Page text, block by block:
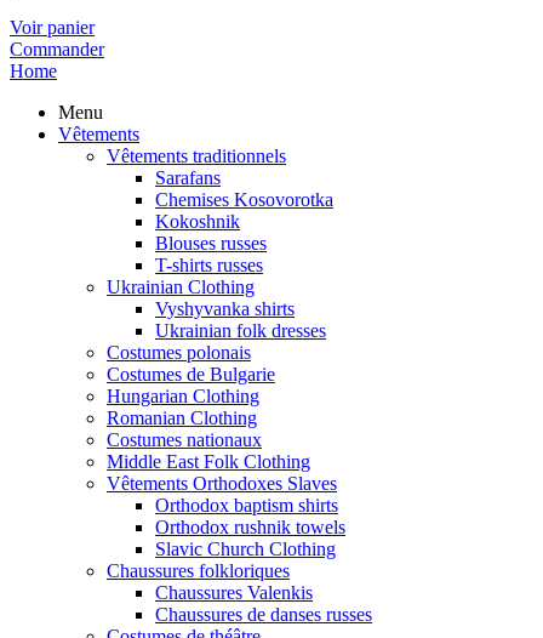
Voir panier
Commander
Home
Menu
Vêtements
Vêtements traditionnels
Sarafans
Chemises Kosovorotka
Kokoshnik
Blouses russes
T-shirts russes
Ukrainian Clothing
Vyshyvanka shirts
Ukrainian folk dresses
Costumes polonais
Costumes de Bulgarie
Hungarian Clothing
Romanian Clothing
Costumes nationaux
Middle East Folk Clothing
Vêtements Orthodoxes Slaves
Orthodox baptism shirts
Orthodox rushnik towels
Slavic Church Clothing
Chaussures folkloriques
Chaussures Valenkis
Chaussures de danses russes